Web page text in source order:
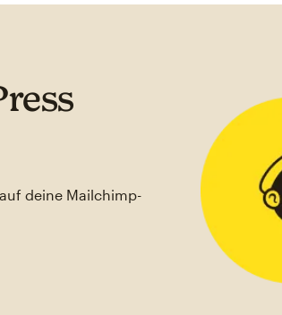
deine Mailchimp-